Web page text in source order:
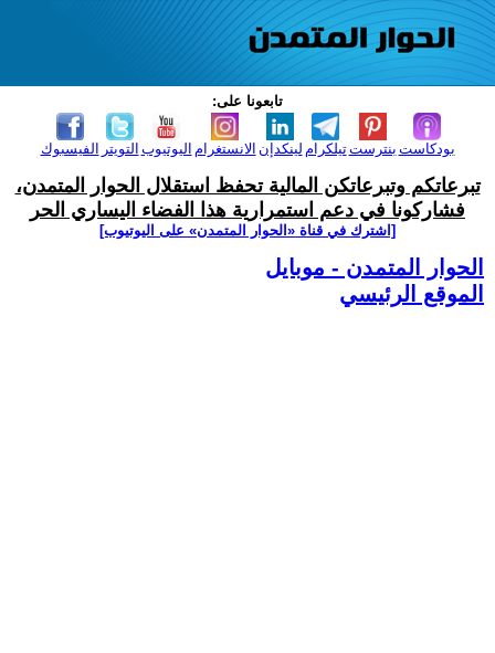
تابعونا على:
الفيسبوك التويتر اليوتيوب الانستغرام لينكدإن تيلكرامبنترست بودكاست
تبرعاتكم وتبرعاتكن المالية تحفظ استقلال الحوار المتمدن،
فشاركونا في دعم استمرارية هذا الفضاء اليساري الحر
[اشترك في قناة ‫«الحوار المتمدن» على اليوتيوب]
الحوار المتمدن - موبايل
الموقع الرئيسي